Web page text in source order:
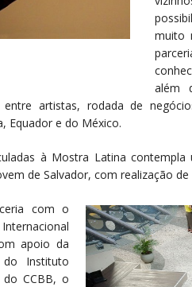
muito
além
entre artistas, rodada de
Equador e do México.
à Mostra Latina
de Salvador, com realização
com o
apoio da
do Instituto
CCBB, o